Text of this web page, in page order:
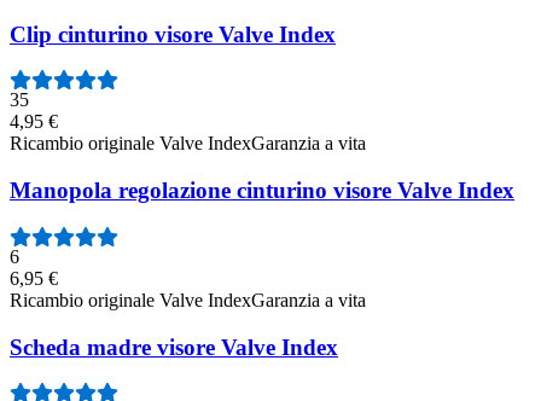
Clip cinturino visore Valve Index
35
4,95 €
Ricambio originale Valve IndexGaranzia a vita
Manopola regolazione cinturino visore Valve Index
6
6,95 €
Ricambio originale Valve IndexGaranzia a vita
Scheda madre visore Valve Index